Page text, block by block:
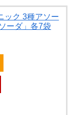
ック 3種アソー
ーダ」各7袋